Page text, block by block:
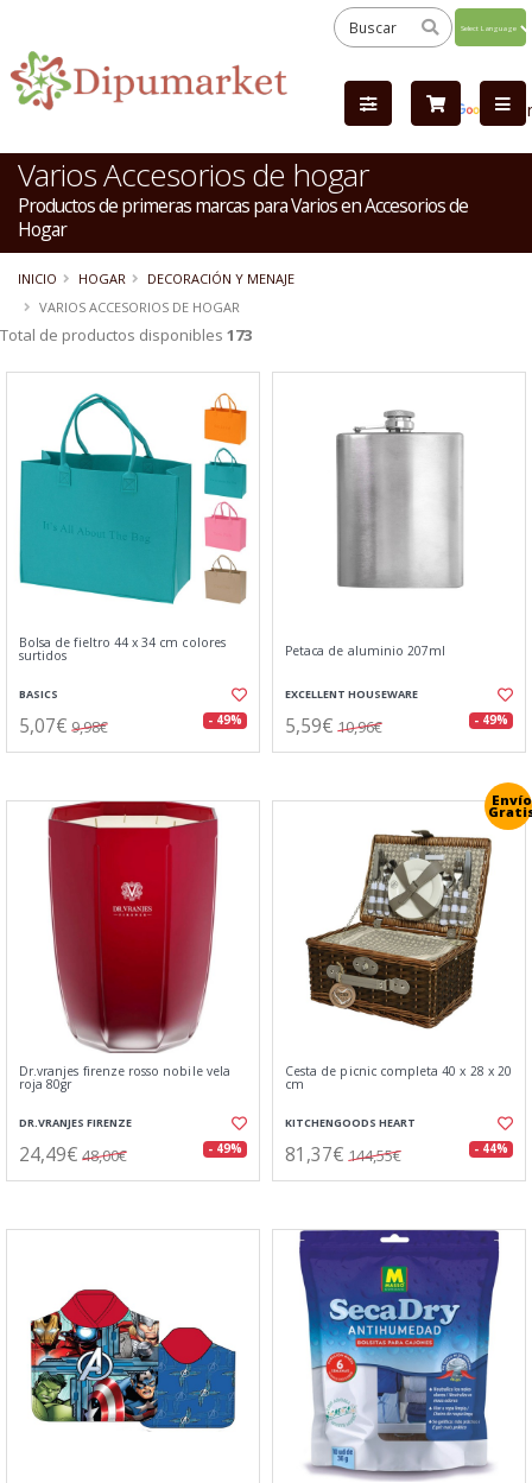
by
Varios Accesorios de hogar
Productos de primeras marcas para Varios en Accesorios de
Hogar
INICIO HOGAR
DECORACIÓN Y MENAJE
VARIOS ACCESORIOS DE HOGAR
Total de productos disponibles 173
Bolsa de fieltro 44 x 34 cm colores
surtidos
BASICS
5,07€ 9,98€ - 49%
Petaca de aluminio 207ml
EXCELLENT HOUSEWARE
5,59€ 10,96€ - 49%
Dr.vranjes firenze rosso nobile vela
roja 80gr
DR.VRANJES FIRENZE
24,49€ 48,00€ - 49%
Envío
Cesta de picnic completa 40 x 28 x 20
cm
KITCHENGOODS HEART
81,37€ 144,55€ - 44%